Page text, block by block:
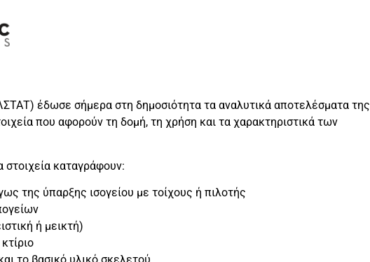
έδωσε σήμερα στη δημοσιότητα τα αναλυτικά αποτελέσματα της
που αφορούν τη δομή, τη χρήση και τα χαρακτηριστικά των
καταγράφουν:
της ύπαρξης ισογείου με τοίχους ή πιλοτής
ή μεικτή)